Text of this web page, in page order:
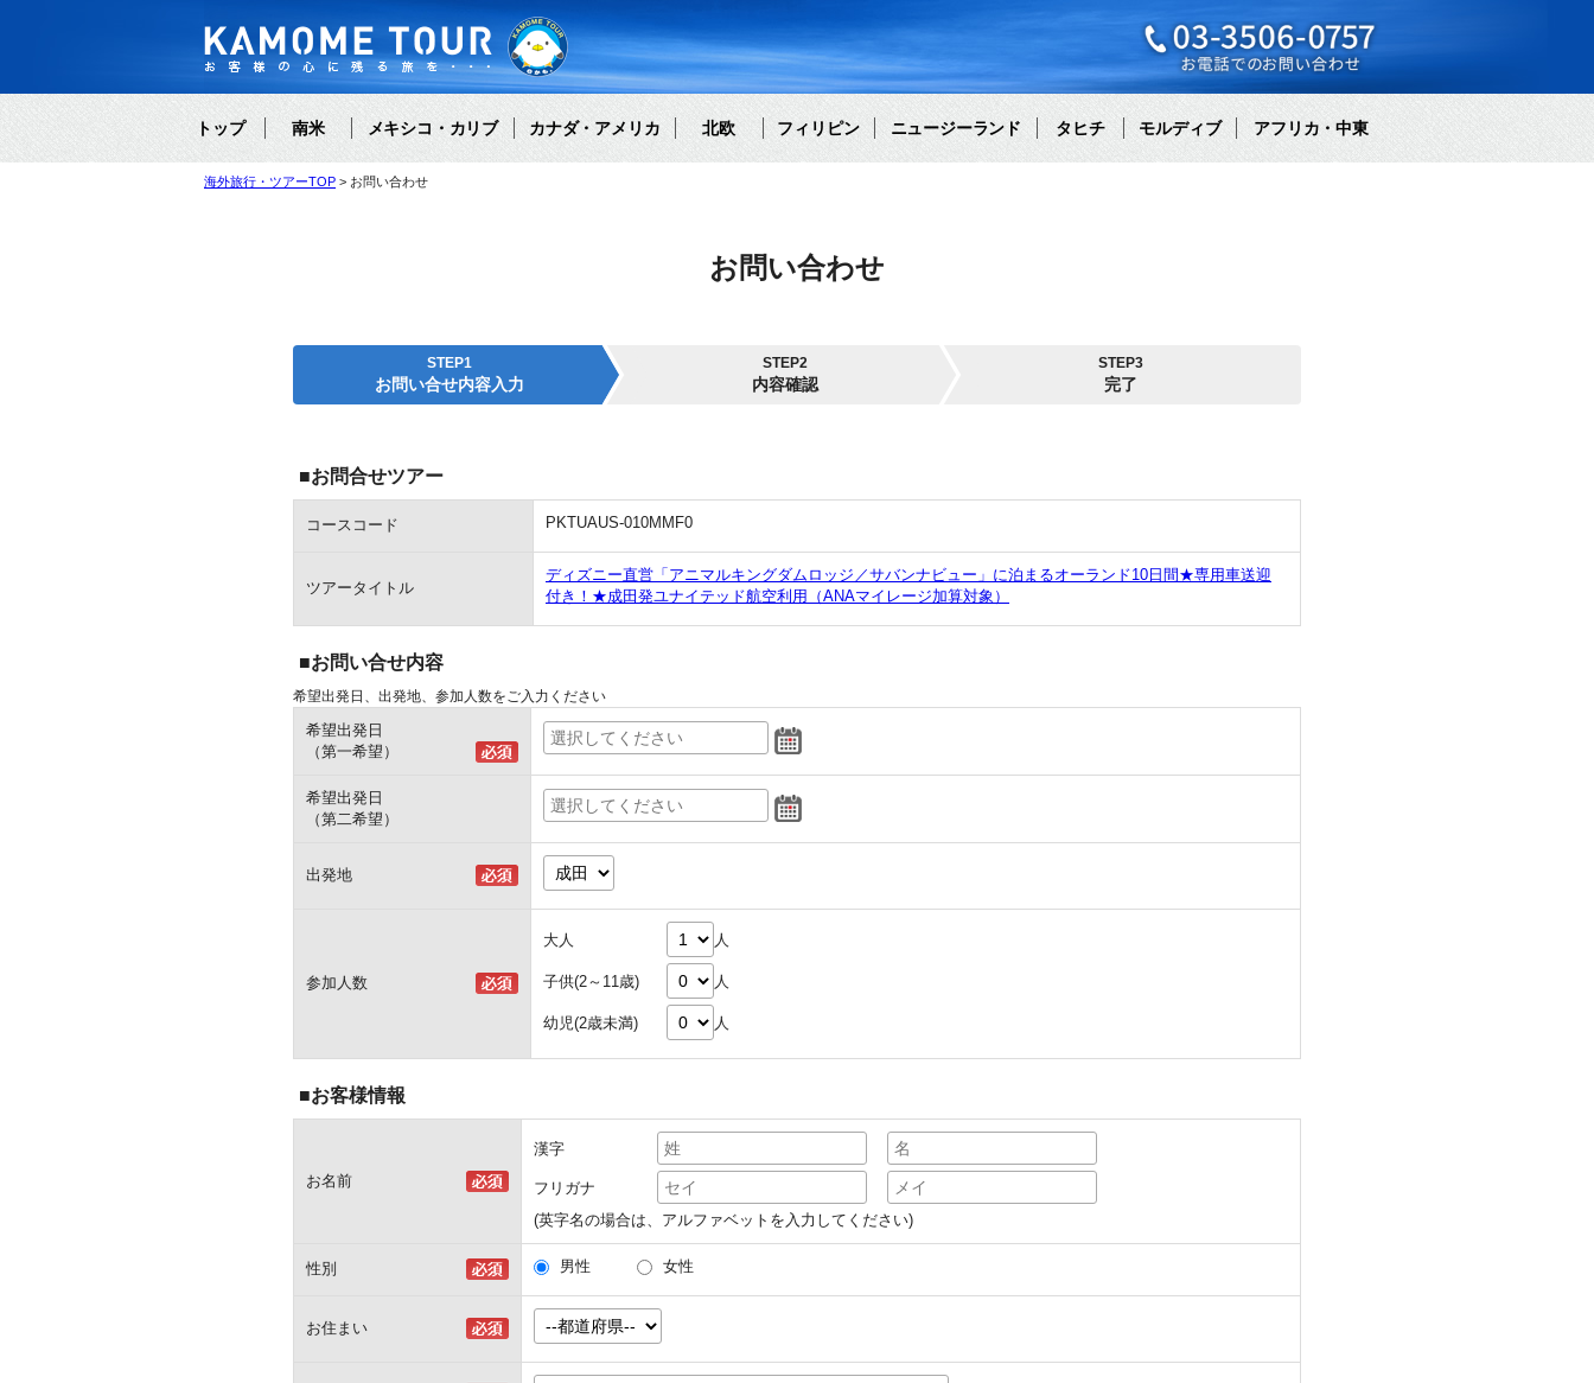
トップ 南米 メキシコ・カリブ カナダ・アメリカ 北欧 フィリピン ニュージーランド タヒチ モルディブ アフリカ・中東
海外旅行・ツアーTOP お問い合わせ
お問い合わせ
STEP1
お問い合せ内容入力
STEP2
内容確認
STEP3
完了
■お問合せツアー
コースコード PKTUAUS-010MMF0
ツアータイトル
ディズニー直営「アニマルキングダムロッジ／サバンナビュー」に泊まるオーランド10日間★専用車送迎
付き！★成田発ユナイテッド航空利用（ANAマイレージ加算対象）
■お問い合せ内容
希望出発日、出発地、参加人数をご入力ください
希望出発日
（第一希望）
希望出発日
（第二希望）
出発地
参加人数
大人 人
子供(2～11歳) 人
幼児(2歳未満) 人
■お客様情報
お名前
漢字
フリガナ
(英字名の場合は、アルファベットを入力してください)
性別 男性 女性
お住まい